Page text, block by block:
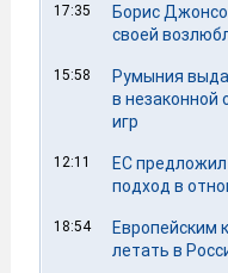
17:35
Борис
своей
15:58
Румыния
в незаконной
игр
12:11
ЕС
подход в
18:54
Европейским
летать в